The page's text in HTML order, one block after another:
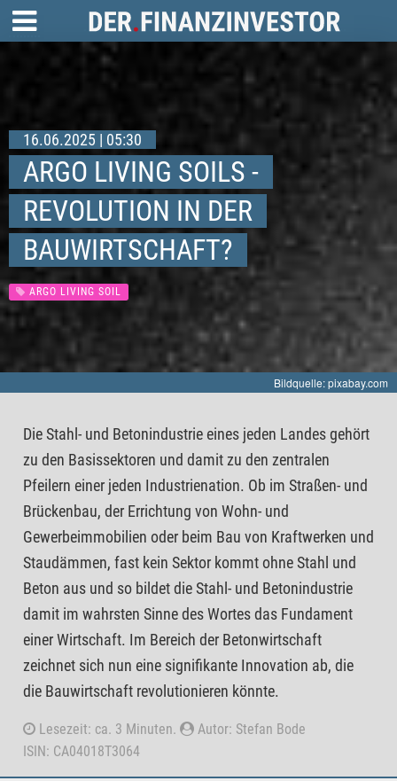
16.06.2025 | 05:30
ARGO LIVING SOILS -
REVOLUTION IN DER
BAUWIRTSCHAFT?
ARGO LIVING SOIL
Bildquelle: pixabay.com
Die Stahl- und Betonindustrie eines jeden Landes gehört
zu den Basissektoren und damit zu den zentralen
Pfeilern einer jeden Industrienation. Ob im Straßen- und
Brückenbau, der Errichtung von Wohn- und
Gewerbeimmobilien oder beim Bau von Kraftwerken und
Staudämmen, fast kein Sektor kommt ohne Stahl und
Beton aus und so bildet die Stahl- und Betonindustrie
damit im wahrsten Sinne des Wortes das Fundament
einer Wirtschaft. Im Bereich der Betonwirtschaft
zeichnet sich nun eine signifikante Innovation ab, die
die Bauwirtschaft revolutionieren könnte.
Lesezeit: ca. 3 Minuten.
Autor: Stefan Bode
ISIN: CA04018T3064